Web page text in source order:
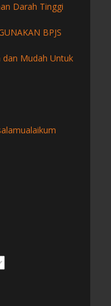
Darah Tinggi
BPJS
dan Mudah Untuk